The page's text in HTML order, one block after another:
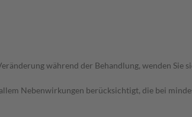
während der Behandlung, wenden Sie
Nebenwirkungen berücksichtigt, die bei